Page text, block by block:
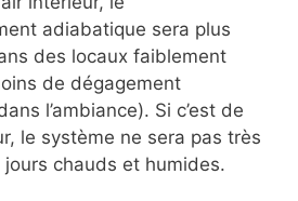
adiabatique sera plus
des locaux faiblement
de dégagement
l’ambiance). Si c’est de
le système ne sera pas très
chauds et humides.